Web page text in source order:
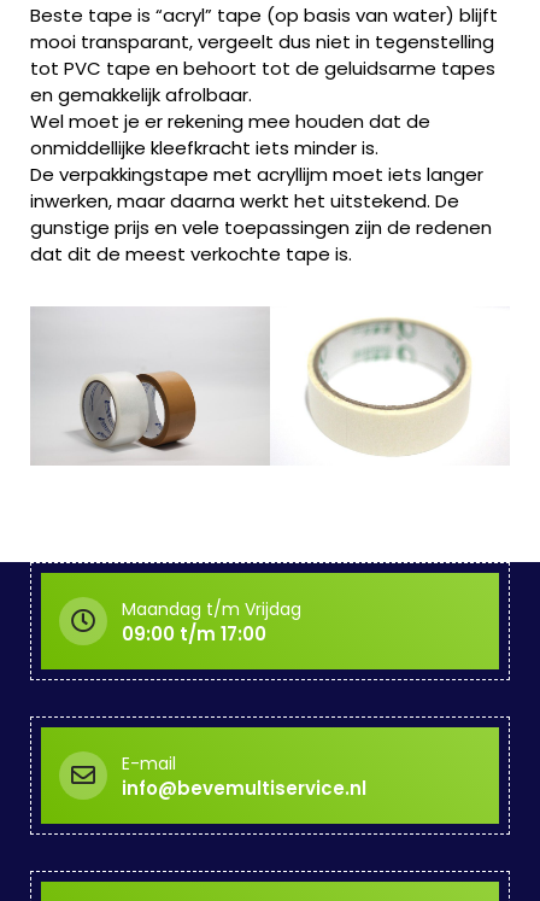
Beste tape is “acryl” tape (op basis van water) blijft
mooi transparant, vergeelt dus niet in tegenstelling
tot PVC tape en behoort tot de geluidsarme tapes
en gemakkelijk afrolbaar.
Wel moet je er rekening mee houden dat de
onmiddellijke kleefkracht iets minder is.
De verpakkingstape met acryllijm moet iets langer
inwerken, maar daarna werkt het uitstekend. De
gunstige prijs en vele toepassingen zijn de redenen
dat dit de meest verkochte tape is.
Maandag t/m Vrijdag
09:00 t/m 17:00
E-mail
info@bevemultiservice.nl